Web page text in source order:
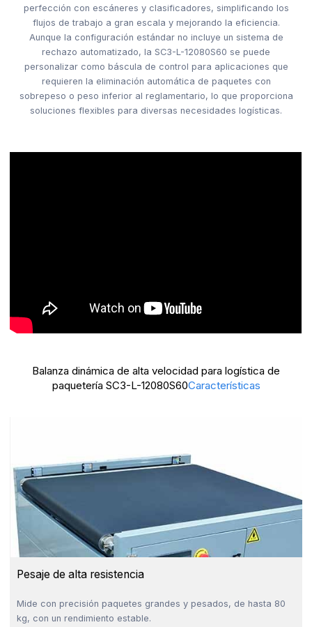
perfección con escáneres y clasificadores, simplificando los
flujos de trabajo a gran escala y mejorando la eficiencia.
Aunque la configuración estándar no incluye un sistema de
rechazo automatizado, la SC3-L-12080S60 se puede
personalizar como báscula de control para aplicaciones que
requieren la eliminación automática de paquetes con
sobrepeso o peso inferior al reglamentario, lo que proporciona
soluciones flexibles para diversas necesidades logísticas.
Balanza dinámica de alta velocidad para logística de
paquetería SC3-L-12080S60Características
Pesaje de alta resistencia
Mide con precisión paquetes grandes y pesados, de hasta 80
kg, con un rendimiento estable.